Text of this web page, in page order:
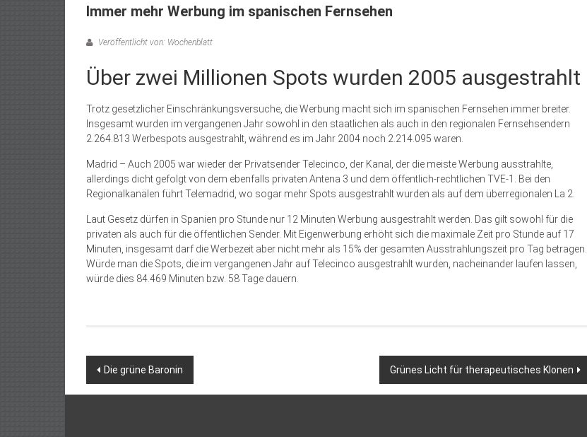
Immer mehr Werbung im spanischen Fernsehen
Veröffentlicht von: Wochenblatt
Über zwei Millionen Spots wurden 2005 ausgestrahlt
Trotz gesetzlicher Einschränkungsversuche, die Werbung macht sich im spanischen Fernsehen immer breiter.
Insgesamt wurden im vergangenen Jahr sowohl in den staatlichen als auch in den regionalen Fernsehsendern
2.264.813 Werbespots ausgestrahlt, während es im Jahr 2004 noch 2.214.095 waren.
Madrid – Auch 2005 war wieder der Privatsender Telecinco, der Kanal, der die meiste Werbung ausstrahlte,
allerdings dicht gefolgt von dem ebenfalls privaten Antena 3 und dem öffentlich-rechtlichen TVE-1. Bei den
Regionalkanälen führt Telemadrid, wo sogar mehr Spots ausgestrahlt wurden als auf dem überregionalen La 2.
Laut Gesetz dürfen in Spanien pro Stunde nur 12 Minuten Werbung ausgestrahlt werden. Das gilt sowohl für die
privaten als auch für die öffentlichen Sender. Mit Eigenwerbung erhöht sich die maximale Zeit pro Stunde auf 17
Minuten, insgesamt darf die Werbezeit aber nicht mehr als 15% der gesamten Ausstrahlungszeit pro Tag betragen.
Würde man die Spots, die im vergangenen Jahr auf Telecinco ausgestrahlt wurden, nacheinander laufen lassen,
würde dies 84.469 Minuten bzw. 58 Tage dauern.
Beitragsnavigation
Die grüne Baronin Grünes Licht für therapeutisches Klonen